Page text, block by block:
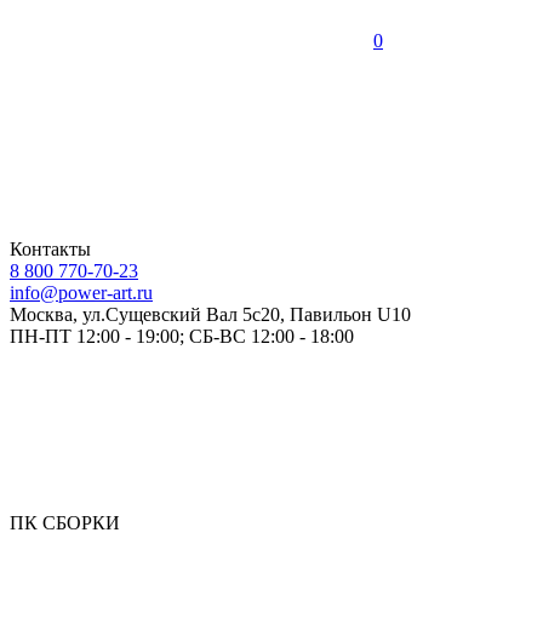
0
Контакты
8 800 770-70-23
info@power-art.ru
Москва, ул.Сущевский Вал 5с20, Павильон U10
ПН-ПТ 12:00 - 19:00; СБ-ВС 12:00 - 18:00
ПК СБОРКИ